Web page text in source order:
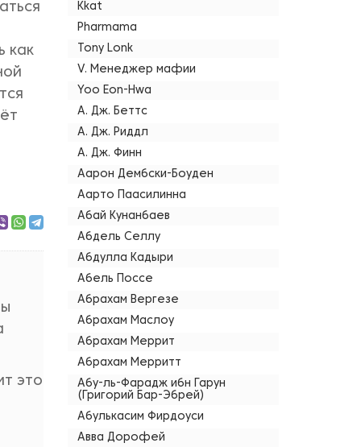
как
это
Kkat
Pharmama
Tony Lonk
V. Менеджер мафии
Yoo Eon-Hwa
А. Дж. Беттс
А. Дж. Риддл
А. Дж. Финн
Аарон Дембски-Боуден
Аарто Паасилинна
Абай Кунанбаев
Абдель Селлу
Абдулла Кадыри
Абель Поссе
Абрахам Вергезе
Абрахам Маслоу
Абрахам Меррит
Абрахам Мерритт
Абу-ль-Фарадж ибн Гарун
(Григорий Бар-Эбрей)
Абулькасим Фирдоуси
Авва Дорофей